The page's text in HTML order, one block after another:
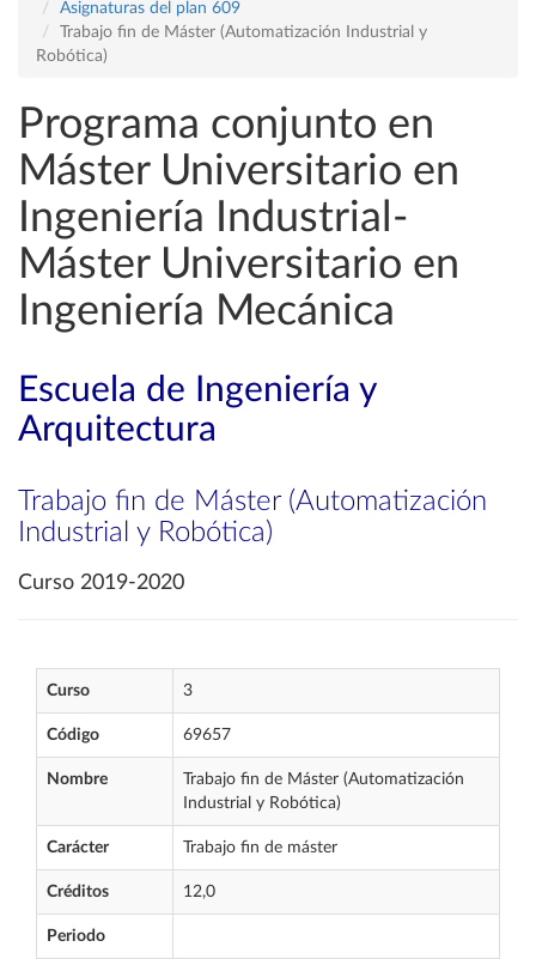
Asignaturas del plan 609
Trabajo fin de Máster (Automatización Industrial y
Robótica)
Programa conjunto en
Máster Universitario en
Ingeniería Industrial-
Máster Universitario en
Ingeniería Mecánica
Escuela de Ingeniería y
Arquitectura
Trabajo fin de Máster (Automatización
Industrial y Robótica)
Curso 2019-2020
Curso 3
Código 69657
Nombre
Trabajo fin de Máster (Automatización
Industrial y Robótica)
Carácter Trabajo fin de máster
Créditos 12,0
Periodo